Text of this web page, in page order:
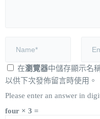
在瀏覽器中儲存顯示名
以供下次發佈留言時使用。
Please enter an answer in
four × 3 =